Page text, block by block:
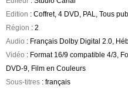
Edition : Coffret, 4 DVD, PAL, Tous
Région : 2
Audio : Français Dolby Digital 2.0,
Vidéo : Format 16/9 compatible 4/3,
DVD-9, Film en Couleurs
Sous-titres : français